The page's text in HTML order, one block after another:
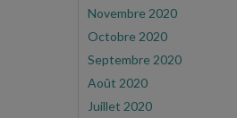
Novembre 2020
Octobre 2020
Septembre 2020
Août 2020
Juillet 2020